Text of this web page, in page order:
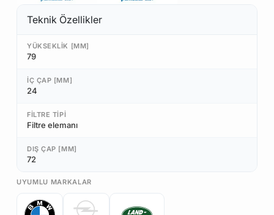
Teknik Özellikler
YÜKSEKLIK [MM]
79
İÇ ÇAP [MM]
24
FILTRE TIPI
Filtre elemanı
DIŞ ÇAP [MM]
72
UYUMLU MARKALAR